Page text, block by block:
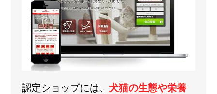
認定ショップには、 犬猫の生態や栄養